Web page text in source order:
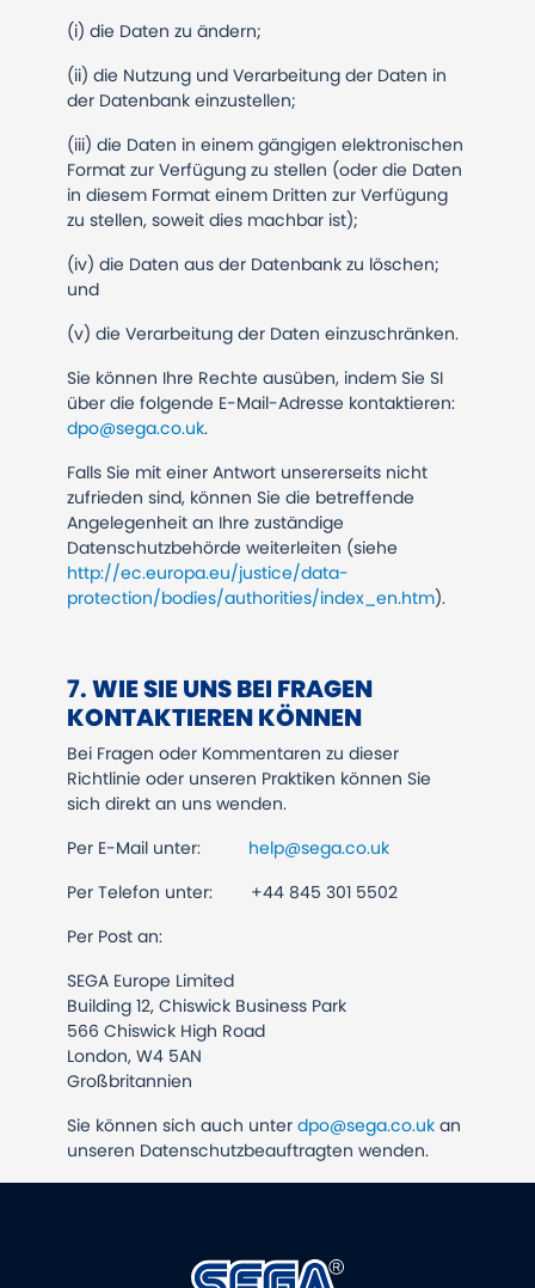
(i) die Daten zu ändern;
(ii) die Nutzung und Verarbeitung der Daten in
der Datenbank einzustellen;
(iii) die Daten in einem gängigen elektronischen
Format zur Verfügung zu stellen (oder die Daten
in diesem Format einem Dritten zur Verfügung
zu stellen, soweit dies machbar ist);
(iv) die Daten aus der Datenbank zu löschen;
und
(v) die Verarbeitung der Daten einzuschränken.
Sie können Ihre Rechte ausüben, indem Sie SI
über die folgende E-Mail-Adresse kontaktieren:
dpo@sega.co.uk.
Falls Sie mit einer Antwort unsererseits nicht
zufrieden sind, können Sie die betreffende
Angelegenheit an Ihre zuständige
Datenschutzbehörde weiterleiten (siehe
http://ec.europa.eu/justice/data-
protection/bodies/authorities/index_en.htm).
​​​​​​​7.WIE SIE UNS BEI FRAGEN
KONTAKTIEREN KÖNNEN
Bei Fragen oder Kommentaren zu dieser
Richtlinie oder unseren Praktiken können Sie
sich direkt an uns wenden.
Per E-Mail unter: help@sega.co.uk
Per Telefon unter: +44 845 301 5502
Per Post an:
SEGA Europe Limited
Building 12, Chiswick Business Park
566 Chiswick High Road
London, W4 5AN
Großbritannien
Sie können sich auch unter dpo@sega.co.uk an
unseren Datenschutzbeauftragten wenden.